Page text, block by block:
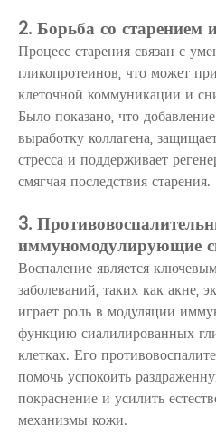
2. Борьба со старением
Процесс старения связан с
гликопротеинов, что может
клеточной коммуникации и
Было показано, что
выработку коллагена,
стресса и поддерживает
смягчая последствия старения.
3.
иммуномодулирующие
Воспаление является
заболеваний, таких как акне,
играет роль в модуляции
функцию сиалилированных
клетках. Его
помочь успокоить
покраснение и усилить
механизмы кожи.